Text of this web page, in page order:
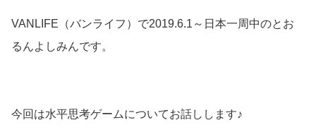
VANLIFE（バンライフ）で2019.6.1～日本一周中のとお
るんよしみんです。
今回は水平思考ゲームについてお話しします♪